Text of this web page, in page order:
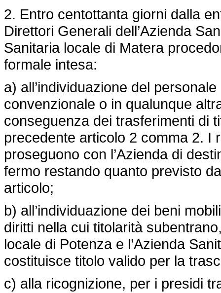
2. Entro centottanta giorni dalla
Direttori Generali dell’Azienda
Sanitaria locale di Matera
formale intesa:
a) all’individuazione del
convenzionale o in qualunque
conseguenza dei trasferimenti di
precedente articolo 2 comma 2. I
proseguono con l’Azienda di
fermo restando quanto previsto
articolo;
b) all’individuazione dei beni
diritti nella cui titolarità
locale di Potenza e l’Azienda
costituisce titolo valido per la
c) alla ricognizione, per i presidi